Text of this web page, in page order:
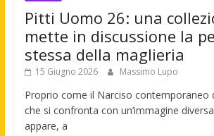
Pitti Uomo 26: una
mette in discussione la
stessa della maglieria
15 Giugno 2026 Massimo Lupo
Proprio come il Narciso contemporaneo
che si confronta con un’immagine
appare, a